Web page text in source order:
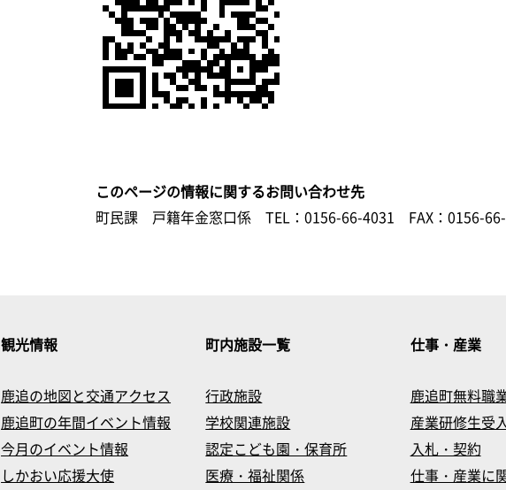
このページの情報に関するお問い合わせ先
町民課 戸籍年金窓口係
TEL：0156-66-4031 FAX：0156-
観光情報
鹿追の地図と交通アクセス
鹿追町の年間イベント情報
今月のイベント情報
しかおい応援大使
町内施設一覧
行政施設
学校関連施設
認定こども園・保育所
医療・福祉関係
仕事・産業
鹿追町無料職
産業研修生受
入札・契約
仕事・産業に